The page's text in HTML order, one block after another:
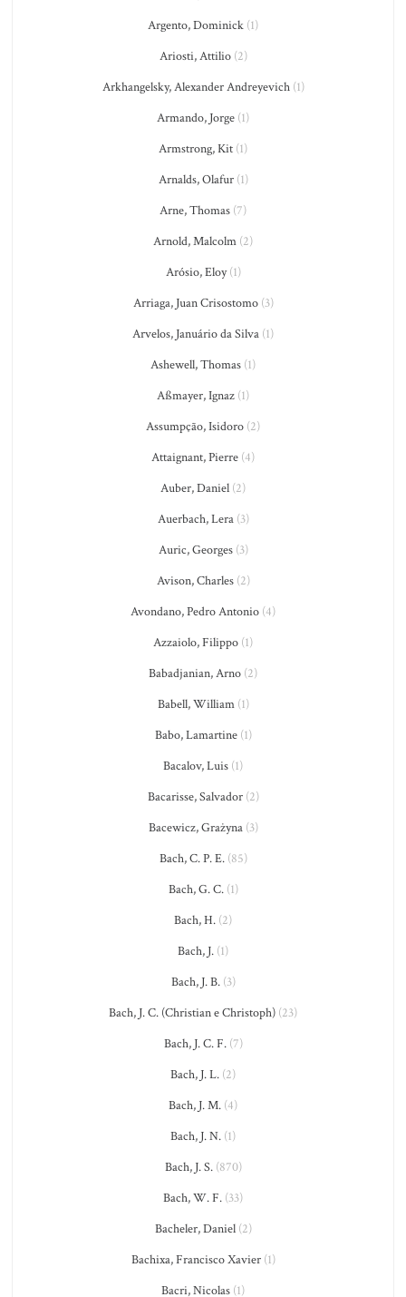
Argento, Dominick (1)
Ariosti, Attilio(2)
Arkhangelsky, Alexander Andreyevich(1)
Armando, Jorge (1)
Armstrong, Kit (1)
Arnalds, Olafur(1)
Arne, Thomas (7)
Arnold, Malcolm (2)
Arósio, Eloy(1)
Arriaga, Juan Crisostomo(3)
Arvelos, Januário da Silva (1)
Ashewell, Thomas (1)
Aßmayer, Ignaz (1)
Assumpção, Isidoro (2)
Attaignant, Pierre (4)
Auber, Daniel (2)
Auerbach, Lera(3)
Auric, Georges(3)
Avison, Charles(2)
Avondano, Pedro Antonio (4)
Azzaiolo, Filippo (1)
Babadjanian, Arno (2)
Babell, William(1)
Babo, Lamartine(1)
Bacalov, Luis (1)
Bacarisse, Salvador(2)
Bacewicz, Grażyna(3)
Bach, C. P. E.(85)
Bach, G. C.(1)
Bach, H. (2)
Bach, J. (1)
Bach, J. B.(3)
Bach, J. C. (Christian e Christoph) (23)
Bach, J. C. F.(7)
Bach, J. L. (2)
Bach, J. M. (4)
Bach, J. N. (1)
Bach, J. S.(870)
Bach, W. F. (33)
Bacheler, Daniel(2)
Bachixa, Francisco Xavier(1)
Bacri, Nicolas (1)